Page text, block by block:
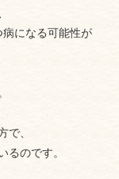
病になる可能性が
で、
るのです。